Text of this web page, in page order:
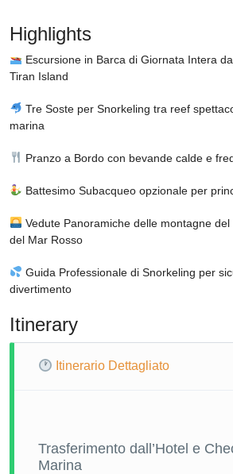
Highlights
Escursione in Barca di Giornata Intera
Tiran Island
Tre Soste per Snorkeling tra reef
marina
Pranzo a Bordo con bevande calde e
Battesimo Subacqueo opzionale per
Vedute Panoramiche delle montagne del
del Mar Rosso
Guida Professionale di Snorkeling per
divertimento
Itinerary
Itinerario Dettagliato
Trasferimento dall’Hotel e
Marina